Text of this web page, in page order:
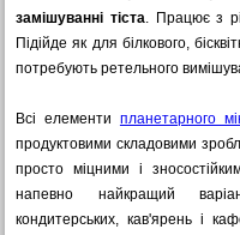
замішуванні тіста. Працює з
Підійде як для білкового,
потребують ретельного
Всі елементи планетарного
продуктовими складовими
просто міцними і
напевно найкращий
кондитерських, кав'ярень і